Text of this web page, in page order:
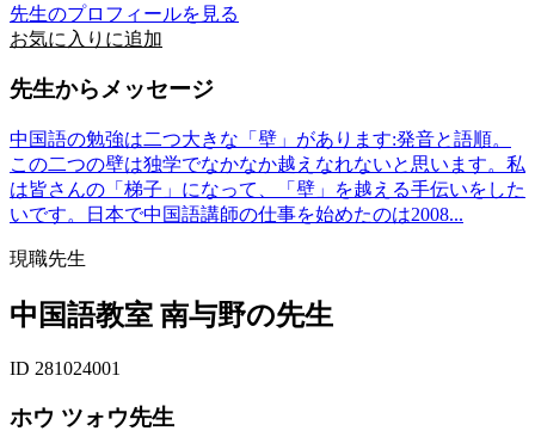
先生のプロフィールを見る
お気に入りに追加
先生からメッセージ
中国語の勉強は二つ大きな「壁」があります:発音と語順。
この二つの壁は独学でなかなか越えなれないと思います。私
は皆さんの「梯子」になって、「壁」を越える手伝いをした
いです。日本で中国語講師の仕事を始めたのは2008...
現職先生
中国語教室 南与野の先生
ID 281024001
ホウ ツォウ先生